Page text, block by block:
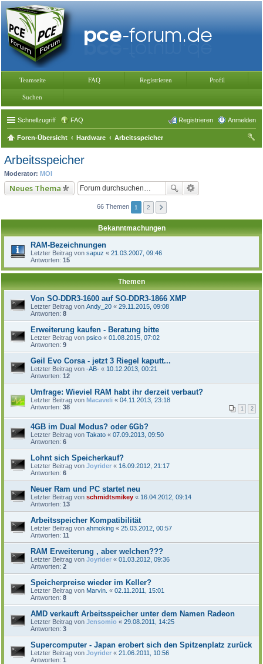
Teamseite FAQ Registrieren Profil
Suchen
Schnellzugriff FAQ Anmelden
Registrieren
Foren-Übersicht Hardware
Arbeitsspeicher
Arbeitsspeicher
Moderator: MOI
Neues Thema
66 Themen 1 2
Bekanntmachungen
RAM-Bezeichnungen
Letzter Beitrag von sapuz « 21.03.2007, 09:46
Antworten: 15
Themen
Von SO-DDR3-1600 auf SO-DDR3-1866 XMP
Letzter Beitrag von Andy_20 « 29.11.2015, 09:08
Antworten: 8
Erweiterung kaufen - Beratung bitte
Letzter Beitrag von psico « 01.08.2015, 07:02
Antworten: 9
Geil Evo Corsa - jetzt 3 Riegel kaputt...
Letzter Beitrag von -AB- « 10.12.2013, 00:21
Antworten: 12
Umfrage: Wieviel RAM habt ihr derzeit verbaut?
Letzter Beitrag von Macaveli « 04.11.2013, 23:18
Antworten: 38 1 2
4GB im Dual Modus? oder 6Gb?
Letzter Beitrag von Takato « 07.09.2013, 09:50
Antworten: 6
Lohnt sich Speicherkauf?
Letzter Beitrag von Joyrider « 16.09.2012, 21:17
Antworten: 6
Neuer Ram und PC startet neu
Letzter Beitrag von schmidtsmikey « 16.04.2012, 09:14
Antworten: 13
Arbeitsspeicher Kompatibilität
Letzter Beitrag von ahmoking « 25.03.2012, 00:57
Antworten: 11
RAM Erweiterung , aber welchen???
Letzter Beitrag von Joyrider « 01.03.2012, 09:36
Antworten: 2
Speicherpreise wieder im Keller?
Letzter Beitrag von Marvin. « 02.11.2011, 15:01
Antworten: 8
AMD verkauft Arbeitsspeicher unter dem Namen Radeon
Letzter Beitrag von Jensomio « 29.08.2011, 14:25
Antworten: 3
Supercomputer - Japan erobert sich den Spitzenplatz zurück
Letzter Beitrag von Joyrider « 21.06.2011, 10:56
Antworten: 1